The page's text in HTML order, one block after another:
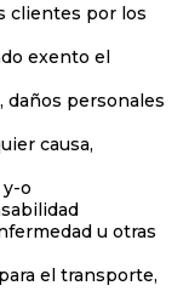
clientes por los
exento el
daños personales
causa,
o
u otras
el transporte,